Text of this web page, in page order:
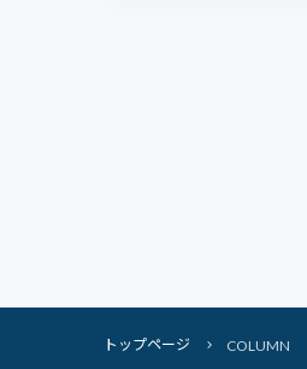
トップページ COLUMN